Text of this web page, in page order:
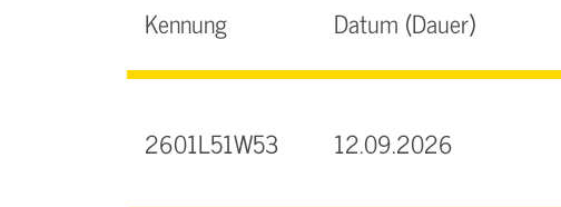
Kennung Datum (Dauer)
2601L51W53 12.09.2026